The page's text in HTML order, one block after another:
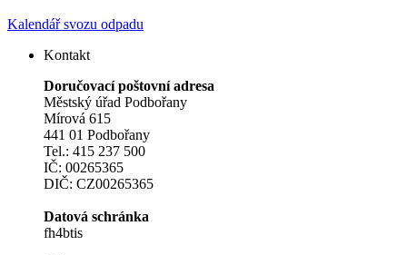
Kalendář svozu odpadu
Kontakt
Doručovací poštovní adresa
Městský úřad Podbořany
Mírová 615
441 01 Podbořany
Tel.: 415 237 500
IČ: 00265365
DIČ: CZ00265365
Datová schránka
fh4btis